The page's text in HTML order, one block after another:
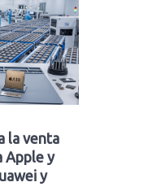
la venta
Apple y
y